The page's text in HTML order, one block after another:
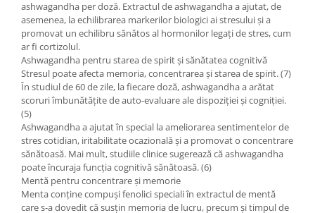
ashwagandha per doză. Extractul de ashwagandha a ajutat, de
asemenea, la echilibrarea markerilor biologici ai stresului și a
promovat un echilibru sănătos al hormonilor legați de stres, cum
ar fi cortizolul.
Ashwagandha pentru starea de spirit și sănătatea cognitivă
Stresul poate afecta memoria, concentrarea și starea de spirit. (7)
În studiul de 60 de zile, la fiecare doză, ashwagandha a arătat
scoruri îmbunătățite de auto-evaluare ale dispoziției și cogniției.
(5)
Ashwagandha a ajutat în special la ameliorarea sentimentelor de
stres cotidian, iritabilitate ocazională și a promovat o concentrare
sănătoasă. Mai mult, studiile clinice sugerează că ashwagandha
poate încuraja funcția cognitivă sănătoasă. (6)
Mentă pentru concentrare și memorie
Menta conține compuși fenolici speciali în extractul de mentă
care s-a dovedit că susțin memoria de lucru, precum și timpul de